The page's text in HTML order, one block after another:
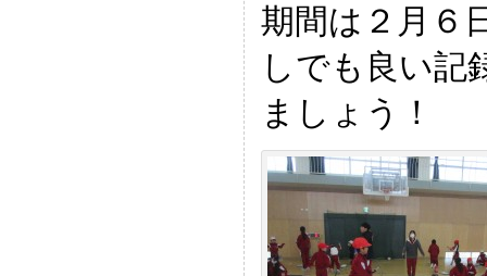
期間は２月６
しでも良い記
ましょう！